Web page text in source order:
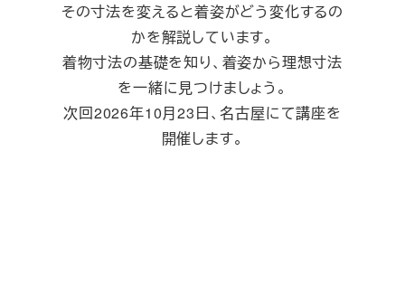
その寸法を変えると着姿がどう変化するの
かを解説しています。
着物寸法の基礎を知り、着姿から理想寸法
を一緒に見つけましょう。
次回2026年10月23日、名古屋にて講座を
開催します。